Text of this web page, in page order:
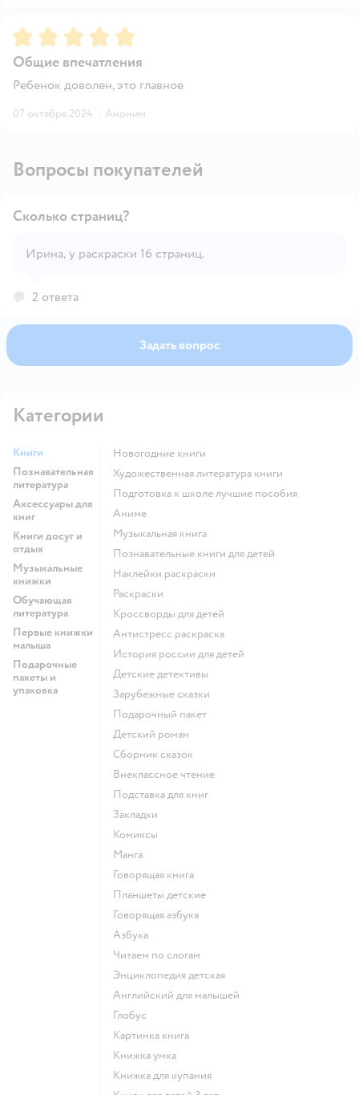
Рейтинг:5
Общие впечатления
Ребенок доволен, это главное
07 октября 2024 · Аноним
Вопросы покупателей
Открыть вопрос
Сколько страниц?
Ирина, у раскраски 16 страниц.
2 ответа
Задать вопрос
Категории
Книги
Познавательная
литература
Аксессуары для
книг
Книги досуг и
отдых
Музыкальные
книжки
Обучающая
литература
Первые книжки
малыша
Подарочные
пакеты и
упаковка
новогодние книги
художественная литература книги
подготовка к школе лучшие пособия
Аниме
музыкальная книга
познавательные книги для детей
наклейки раскраски
раскраски
кроссворды для детей
антистресс раскраска
история россии для детей
детские детективы
зарубежные сказки
подарочный пакет
детский роман
сборник сказок
внеклассное чтение
подставка для книг
закладки
комиксы
манга
говорящая книга
Планшеты детские
говорящая азбука
азбука
читаем по слогам
энциклопедия детская
английский для малышей
глобус
картинка книга
книжка умка
книжка для купания